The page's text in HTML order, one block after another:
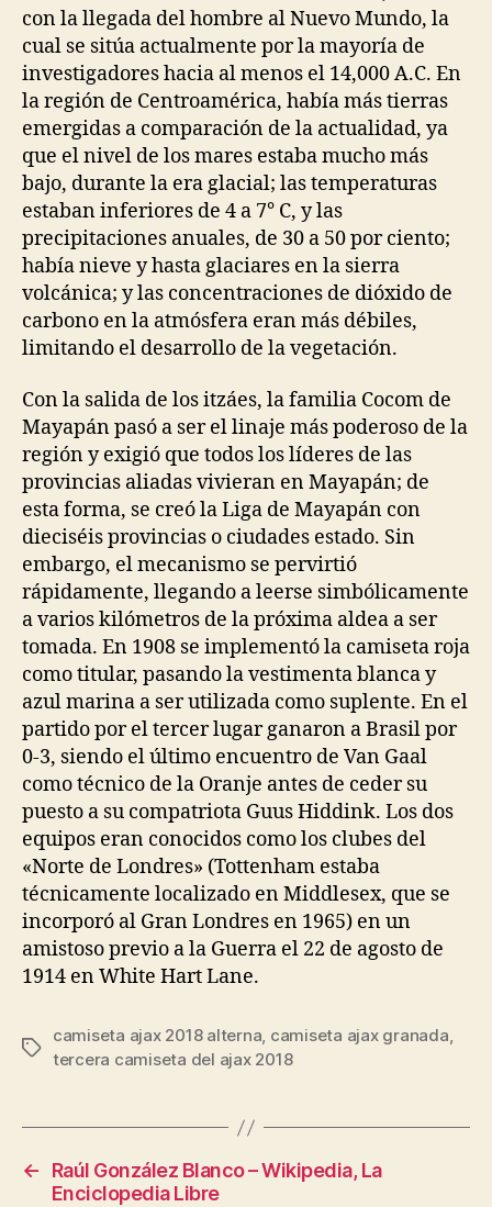
con la llegada del hombre al Nuevo Mundo, la
cual se sitúa actualmente por la mayoría de
investigadores hacia al menos el 14,000 A.C. En
la región de Centroamérica, había más tierras
emergidas a comparación de la actualidad, ya
que el nivel de los mares estaba mucho más
bajo, durante la era glacial; las temperaturas
estaban inferiores de 4 a 7° C, y las
precipitaciones anuales, de 30 a 50 por ciento;
había nieve y hasta glaciares en la sierra
volcánica; y las concentraciones de dióxido de
carbono en la atmósfera eran más débiles,
limitando el desarrollo de la vegetación.
Con la salida de los itzáes, la familia Cocom de
Mayapán pasó a ser el linaje más poderoso de la
región y exigió que todos los líderes de las
provincias aliadas vivieran en Mayapán; de
esta forma, se creó la Liga de Mayapán con
dieciséis provincias o ciudades estado. Sin
embargo, el mecanismo se pervirtió
rápidamente, llegando a leerse simbólicamente
a varios kilómetros de la próxima aldea a ser
tomada. En 1908 se implementó la camiseta roja
como titular, pasando la vestimenta blanca y
azul marina a ser utilizada como suplente. En el
partido por el tercer lugar ganaron a Brasil por
0-3, siendo el último encuentro de Van Gaal
como técnico de la Oranje antes de ceder su
puesto a su compatriota Guus Hiddink. Los dos
equipos eran conocidos como los clubes del
«Norte de Londres» (Tottenham estaba
técnicamente localizado en Middlesex, que se
incorporó al Gran Londres en 1965) en un
amistoso previo a la Guerra el 22 de agosto de
1914 en White Hart Lane.
Etiquetas
camiseta ajax 2018 alterna, camiseta ajax granada,
tercera camiseta del ajax 2018
←
Raúl González Blanco – Wikipedia, La
Enciclopedia Libre